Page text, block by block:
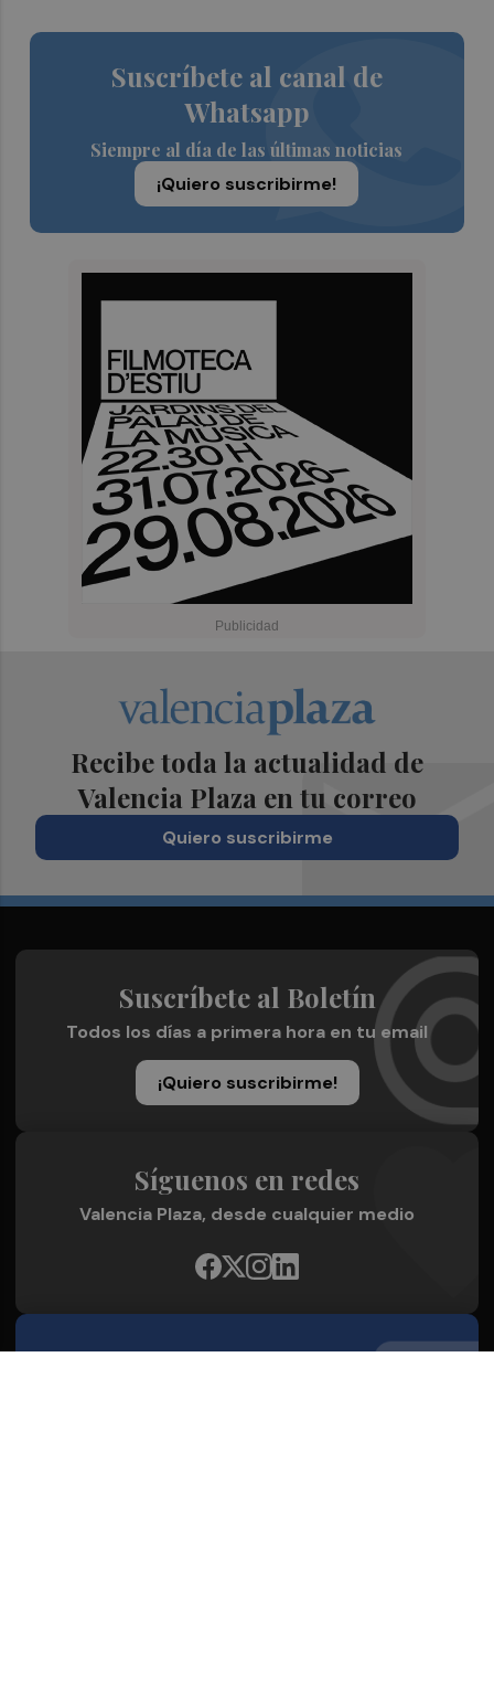
Suscríbete al canal de
Whatsapp
Siempre al día de las últimas noticias
¡Quiero suscribirme!
Recibe toda la actualidad de
Valencia Plaza en tu correo
Quiero suscribirme
Suscríbete al Boletín
Todos los días a primera hora en tu email
¡Quiero suscribirme!
Síguenos en redes
Valencia Plaza, desde cualquier medio
Quienes Somos